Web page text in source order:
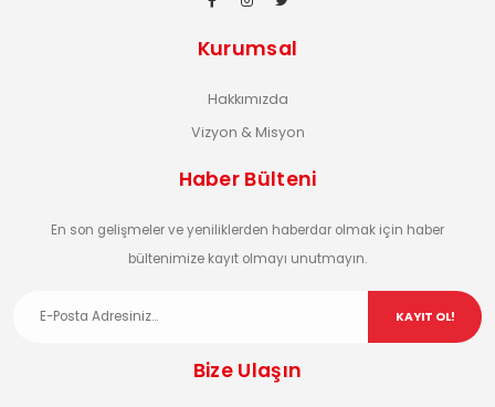
Kurumsal
Hakkımızda
Vizyon & Misyon
Haber Bülteni
En son gelişmeler ve yeniliklerden haberdar olmak için haber
bültenimize kayıt olmayı unutmayın.
KAYIT OL!
Bize Ulaşın